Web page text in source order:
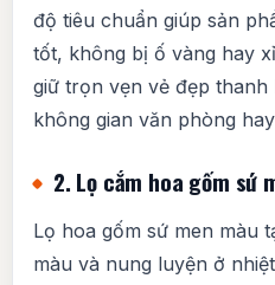
độ tiêu chuẩn giúp sản
tốt, không bị ố vàng hay
giữ trọn vẹn vẻ đẹp
không gian văn phòng
2. Lọ cắm hoa gốm sứ
Lọ hoa gốm sứ men màu
màu và nung luyện ở